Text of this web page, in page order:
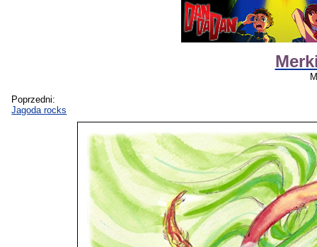
Poprzedni:
Jagoda rocks